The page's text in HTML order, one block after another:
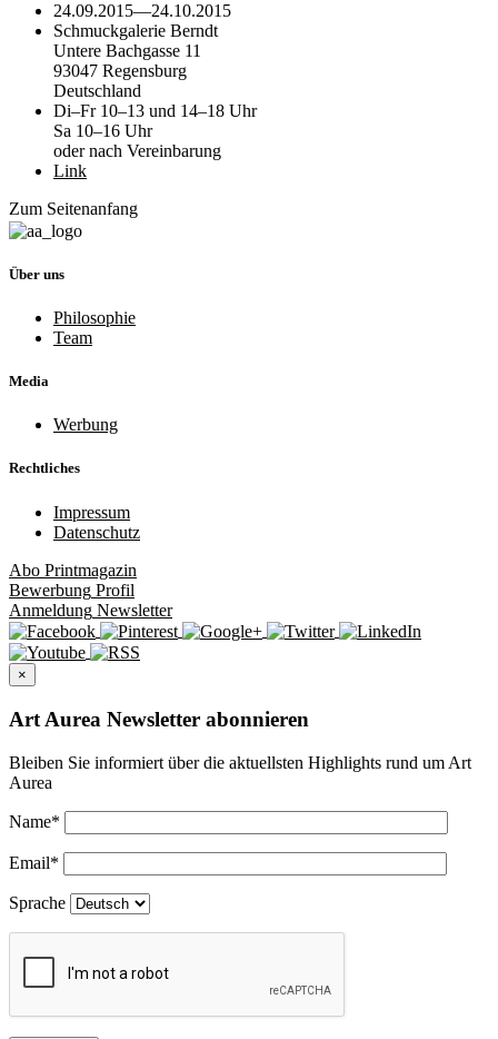
24.09.2015—24.10.2015
Schmuckgalerie Berndt
Untere Bachgasse 11
93047 Regensburg
Deutschland
Di–Fr 10–13 und 14–18 Uhr
Sa 10–16 Uhr
oder nach Vereinbarung
Link
Zum Seitenanfang
Über uns
Philosophie
Team
Media
Werbung
Rechtliches
Impressum
Datenschutz
Abo Printmagazin
Bewerbung Profil
Anmeldung Newsletter
×
Art Aurea Newsletter abonnieren
Bleiben Sie informiert über die aktuellsten Highlights rund um Art
Aurea
Name*
Email*
Sprache